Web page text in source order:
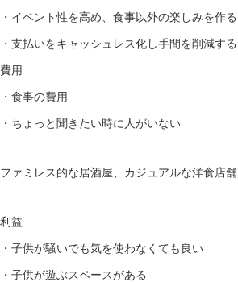
・イベント性を高め、食事以外の楽しみを作る
・支払いをキャッシュレス化し手間を削減する
費用
・食事の費用
・ちょっと聞きたい時に人がいない
ファミレス的な居酒屋、カジュアルな洋食店舗
利益
・子供が騒いでも気を使わなくても良い
・子供が遊ぶスペースがある